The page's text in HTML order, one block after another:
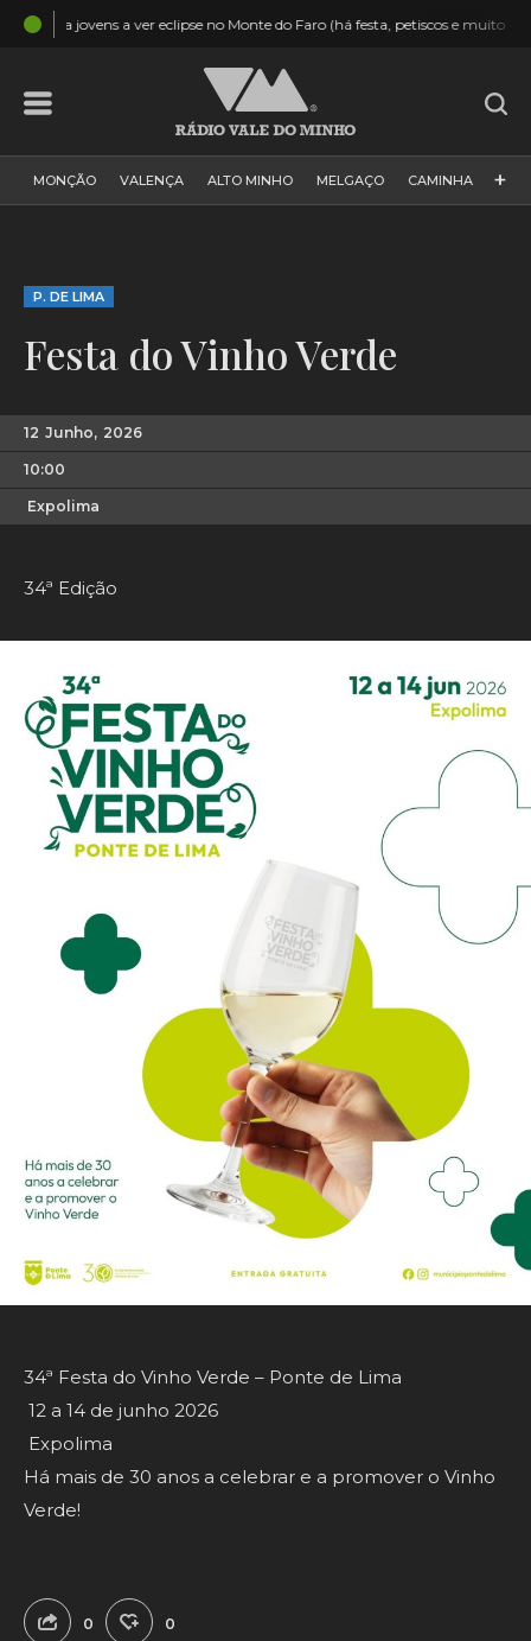
e muito mais!) 13:43 Minho: Mulher ateou incêndio florestal. Colocou
MONÇÃO VALENÇA ALTO MINHO MELGAÇO CAMINHA
VALE DO MINHO MINHO MUNDO ESPANHA
VILA PRAIA DE ÂNCORA
+
P. DE LIMA
Festa do Vinho Verde
12 Junho, 2026
10:00
Expolima
34ª Edição
34ª Festa do Vinho Verde – Ponte de Lima
12 a 14 de junho 2026
Expolima
Há mais de 30 anos a celebrar e a promover o Vinho
Verde!
0 0